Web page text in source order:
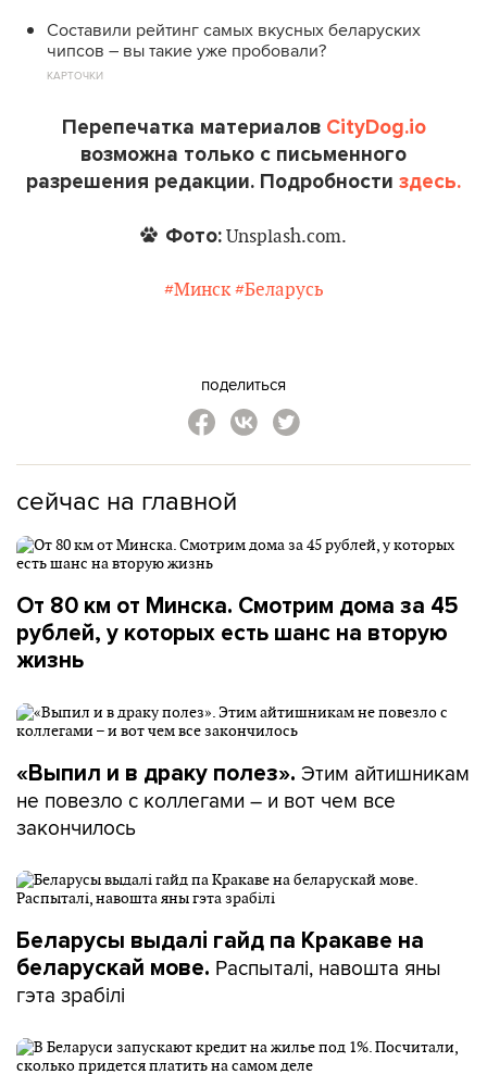
Составили рейтинг самых вкусных беларуских
чипсов – вы такие уже пробовали?
КАРТОЧКИ
Перепечатка материалов CityDog.io
возможна только с письменного
разрешения редакции. Подробности здесь.
Фото: Unsplash.com.
#Минск #Беларусь
поделиться
сейчас на главной
От 80 км от Минска. Смотрим дома за 45
рублей, у которых есть шанс на вторую
жизнь
«Выпил и в драку полез». Этим айтишникам
не повезло с коллегами – и вот чем все
закончилось
Беларусы выдалі гайд па Кракаве на
беларускай мове. Распыталі, навошта яны
гэта зрабілі